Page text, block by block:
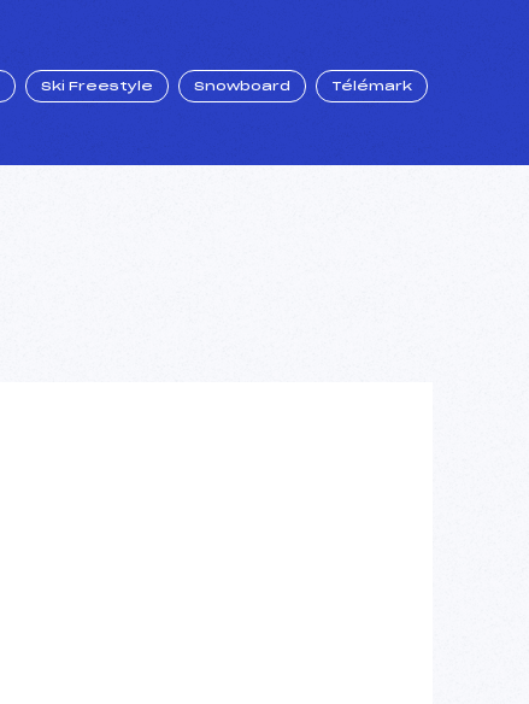
Ski Freestyle Snowboard Télémark